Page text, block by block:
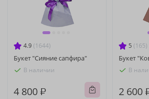
4.9 (1644)
Букет "Сияние сапфира"
В наличии
4 800 ₽
5 (165)
Букет
В
2 600